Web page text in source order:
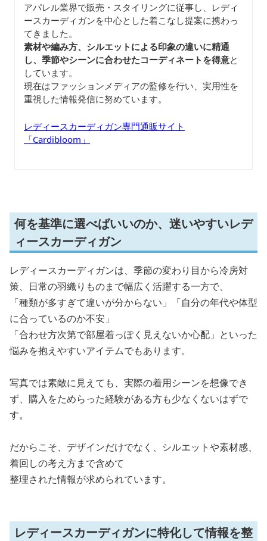
アパレル業界で販売・スタイリングに従事し、レディ
ースカーディガンを中心とした着こなし提案に携わっ
てきました。
素材や編み方、シルエットによる印象の違いに精通
し、季節やシーンに合わせたコーディネートを得意と
しています。
現在はファッションメディアの監修を行い、実用性を
重視した情報発信に努めています。
レディースカーディガン専門通販サイト
「Cardibloom」
何を基準に選べばいいのか、迷いやすいレデ
ィースカーディガン
レディースカーディガンは、季節の変わり目から冷房対
策、日常の羽織りものまで幅広く活躍する一方で、
「種類が多すぎて違いが分からない」「自分の年代や体型
に合っているのか不安」
「合わせ方次第で部屋着っぽく見えないか心配」といった
悩みを抱えやすいアイテムでもあります。
写真では素敵に見えても、実際の着用シーンを想像でき
ず、購入をためらった経験がある方も少なくないはずで
す。
だからこそ、デザインだけでなく、シルエットや素材感、
着回しの考え方まで含めて
整理された情報が求められています。
レディースカーディガンに特化して情報を整